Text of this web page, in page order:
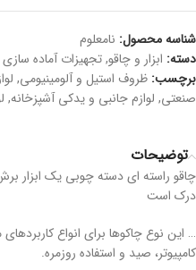
شناسه محصول: نامعلوم
دسته: ابزار و چاقو,تجهیزات آماده سازی
برچسب: ظروف استیل و آلومینیومی,
صنعتی, لوازم جانبی و یدکی آشپزخانه,
توضیحات
چاقو راسته ای دسته چوبی یک ابزار
درک است
… این نوع چاکوها برای انواع
کامپیوتر، صید و استفاده روزمره.